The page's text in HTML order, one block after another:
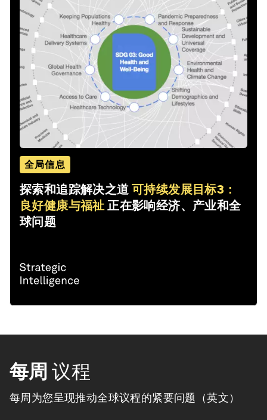
全局信息
探索和追踪解决之道可持续发展目标3：
良好健康与福祉正在影响经济、产业和全
球问题
每周 议程
每周为您呈现推动全球议程的紧要问题（英文）